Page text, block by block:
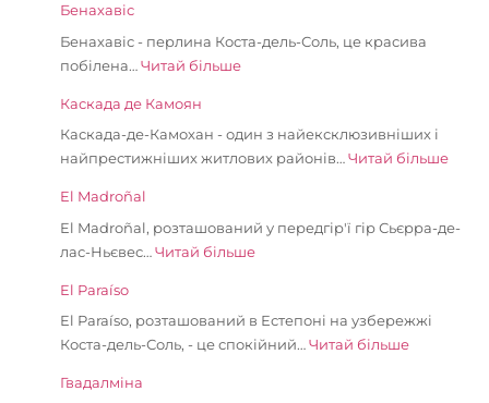
Бенахавіс
Бенахавіс - перлина Коста-дель-Соль, це красива
побілена… Читай більше
Каскада де Камоян
Каскада-де-Камохан - один з найексклюзивніших і
найпрестижніших житлових районів…Читай більше
El Madroñal
El Madroñal, розташований у передгір'ї гір Сьєрра-де-
лас-Ньєвес… Читай більше
El Paraíso
El Paraíso, розташований в Естепоні на узбережжі
Коста-дель-Соль, - це спокійний…Читай більше
Гвадалміна